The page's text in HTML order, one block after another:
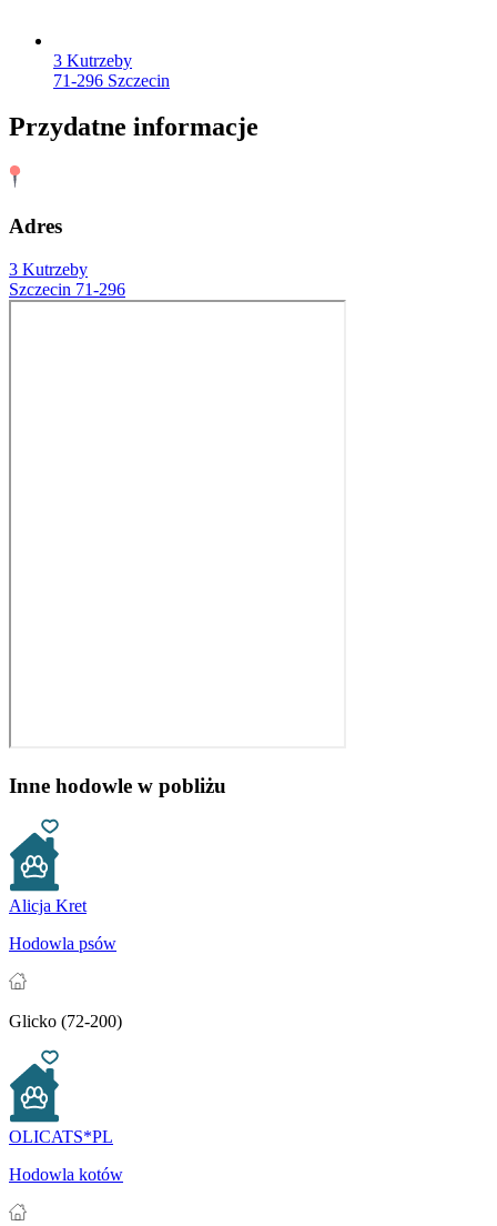
3 Kutrzeby
71-296 Szczecin
Przydatne informacje
Adres
3 Kutrzeby
Szczecin 71-296
Inne hodowle w pobliżu
Alicja Kret
Hodowla psów
Glicko (72-200)
OLICATS*PL
Hodowla kotów